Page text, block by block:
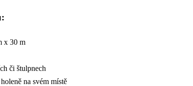
x 30 m
či štulpnech
na svém místě